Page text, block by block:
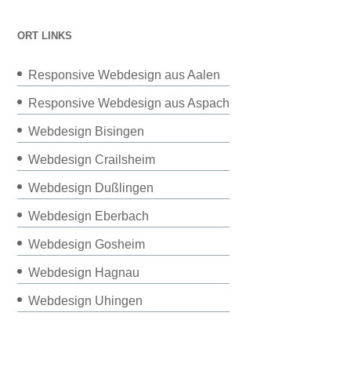
ORT LINKS
Responsive Webdesign aus Aalen
Responsive Webdesign aus Aspach
Webdesign Bisingen
Webdesign Crailsheim
Webdesign Dußlingen
Webdesign Eberbach
Webdesign Gosheim
Webdesign Hagnau
Webdesign Uhingen